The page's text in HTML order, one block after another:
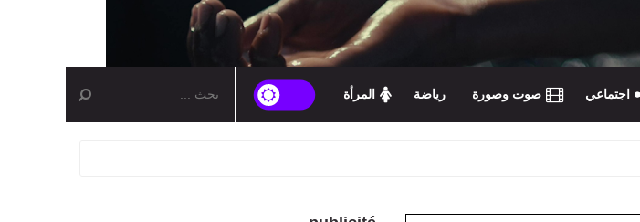
اجتماعي صوت وصورة رياضة المرأة